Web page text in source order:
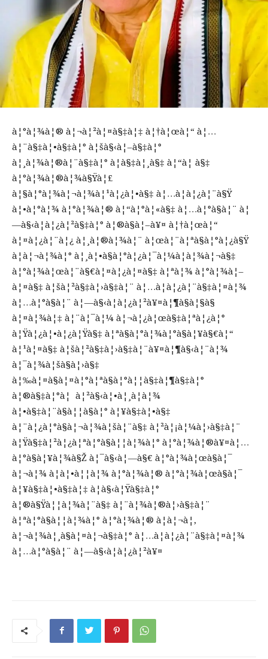
à¦°à¦¾à¦® à¦¬à¦²à¦¤à§‡à¦‡ à¦†à¦œà¦“ à¦…
à¦¨à§‡à¦•à§‡à¦° à¦šà§‹à¦–à§‡à¦°
à¦¸à¦¾à¦®à¦¨à§‡à¦° à¦­à§‡à¦¸à§‡ à¦“à¦ à§‡
à¦°à¦¾à¦®à¦¾à§Ÿà¦£
à¦§à¦°à¦¾à¦¬à¦¾à¦¹à¦¿à¦•à§‡ à¦…à¦­à¦¿à¦¨à§Ÿ
à¦•à¦°à¦¾ à¦°à¦¾à¦® à¦“à¦°à¦«à§‡ à¦…à¦°à§à¦¨ à¦
—à§‹à¦­à¦¿à¦²à§‡à¦° à¦®à§à¦–à¥¤ à¦†à¦œà¦“
à¦¤à¦¿à¦¨à¦¿ à¦¸à¦®à¦¾à¦¨ à¦œà¦¨à¦ªà§à¦°à¦¿à§Ÿ
à¦à¦¬à¦¾à¦° à¦¸à¦•à§à¦°à¦¿à¦¯à¦¼à¦­à¦¾à¦¬à§‡
à¦°à¦¾à¦œà¦¨à§€à¦¤à¦¿à¦¤à§‡ à¦ªà¦¾ à¦°à¦¾à¦–
à¦¤à§‡ à¦šà¦²à§‡à¦›à§‡à¦¨ à¦…à¦­à¦¿à¦¨à§‡à¦¤à¦¾
à¦…à¦°à§à¦¨ à¦—à§‹à¦­à¦¿à¦²à¥¤à¦¶à§à¦§à§
à¦¤à¦¾à¦‡ à¦¨à¦¯à¦¼ à¦¬à¦¿à¦œà§‡à¦ªà¦¿à¦°
à¦Ÿà¦¿à¦•à¦¿à¦Ÿà§‡ à¦ªà§à¦°à¦¾à¦°à§à¦¥à§€à¦“
à¦¹à¦¤à§‡ à¦šà¦²à§‡à¦›à§‡à¦¨à¥¤à¦¶à§‹à¦¨à¦¾
à¦¯à¦¾à¦šà§à¦›à§‡
à¦‰à¦¤à§à¦¤à¦°à¦ªà§à¦°à¦¦à§‡à¦¶à§‡à¦°
à¦®à§‡à¦°à¦ à¦²à§‹à¦•à¦¸à¦­à¦¾
à¦•à§‡à¦¨à§à¦¦à§à¦° à¦¥à§‡à¦•à§‡
à¦¨à¦¿à¦°à§à¦¬à¦¾à¦šà¦¨à§‡ à¦²à¦¡à¦¼à¦›à§‡à¦¨
à¦Ÿà§‡à¦²à¦¿à¦ªà¦°à§à¦¦à¦¾à¦° à¦°à¦¾à¦®à¥¤à¦…
à¦°à§à¦¥à¦¾à§Ž à¦¯à§‹à¦—à§€ à¦°à¦¾à¦œà§à¦¯
à¦¬à¦¾ à¦à¦•à¦¦à¦¾ à¦°à¦¾à¦® à¦°à¦¾à¦œà§à¦¯
à¦¥à§‡à¦•à§‡à¦‡ à¦­à§‹à¦Ÿà§‡à¦°
à¦®à§Ÿà¦¦à¦¾à¦¨à§‡ à¦¨à¦¾à¦®à¦›à§‡à¦¨
à¦ªà¦°à§à¦¦à¦¾à¦° à¦°à¦¾à¦® à¦à¦¬à¦‚
à¦¬à¦¾à¦¸à§à¦¤à¦¬à§‡à¦° à¦…à¦­à¦¿à¦¨à§‡à¦¤à¦¾
à¦…à¦°à§à¦¨ à¦—à§‹à¦­à¦¿à¦²à¥¤